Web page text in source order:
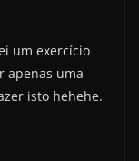
um exercício
apenas uma
isto hehehe.